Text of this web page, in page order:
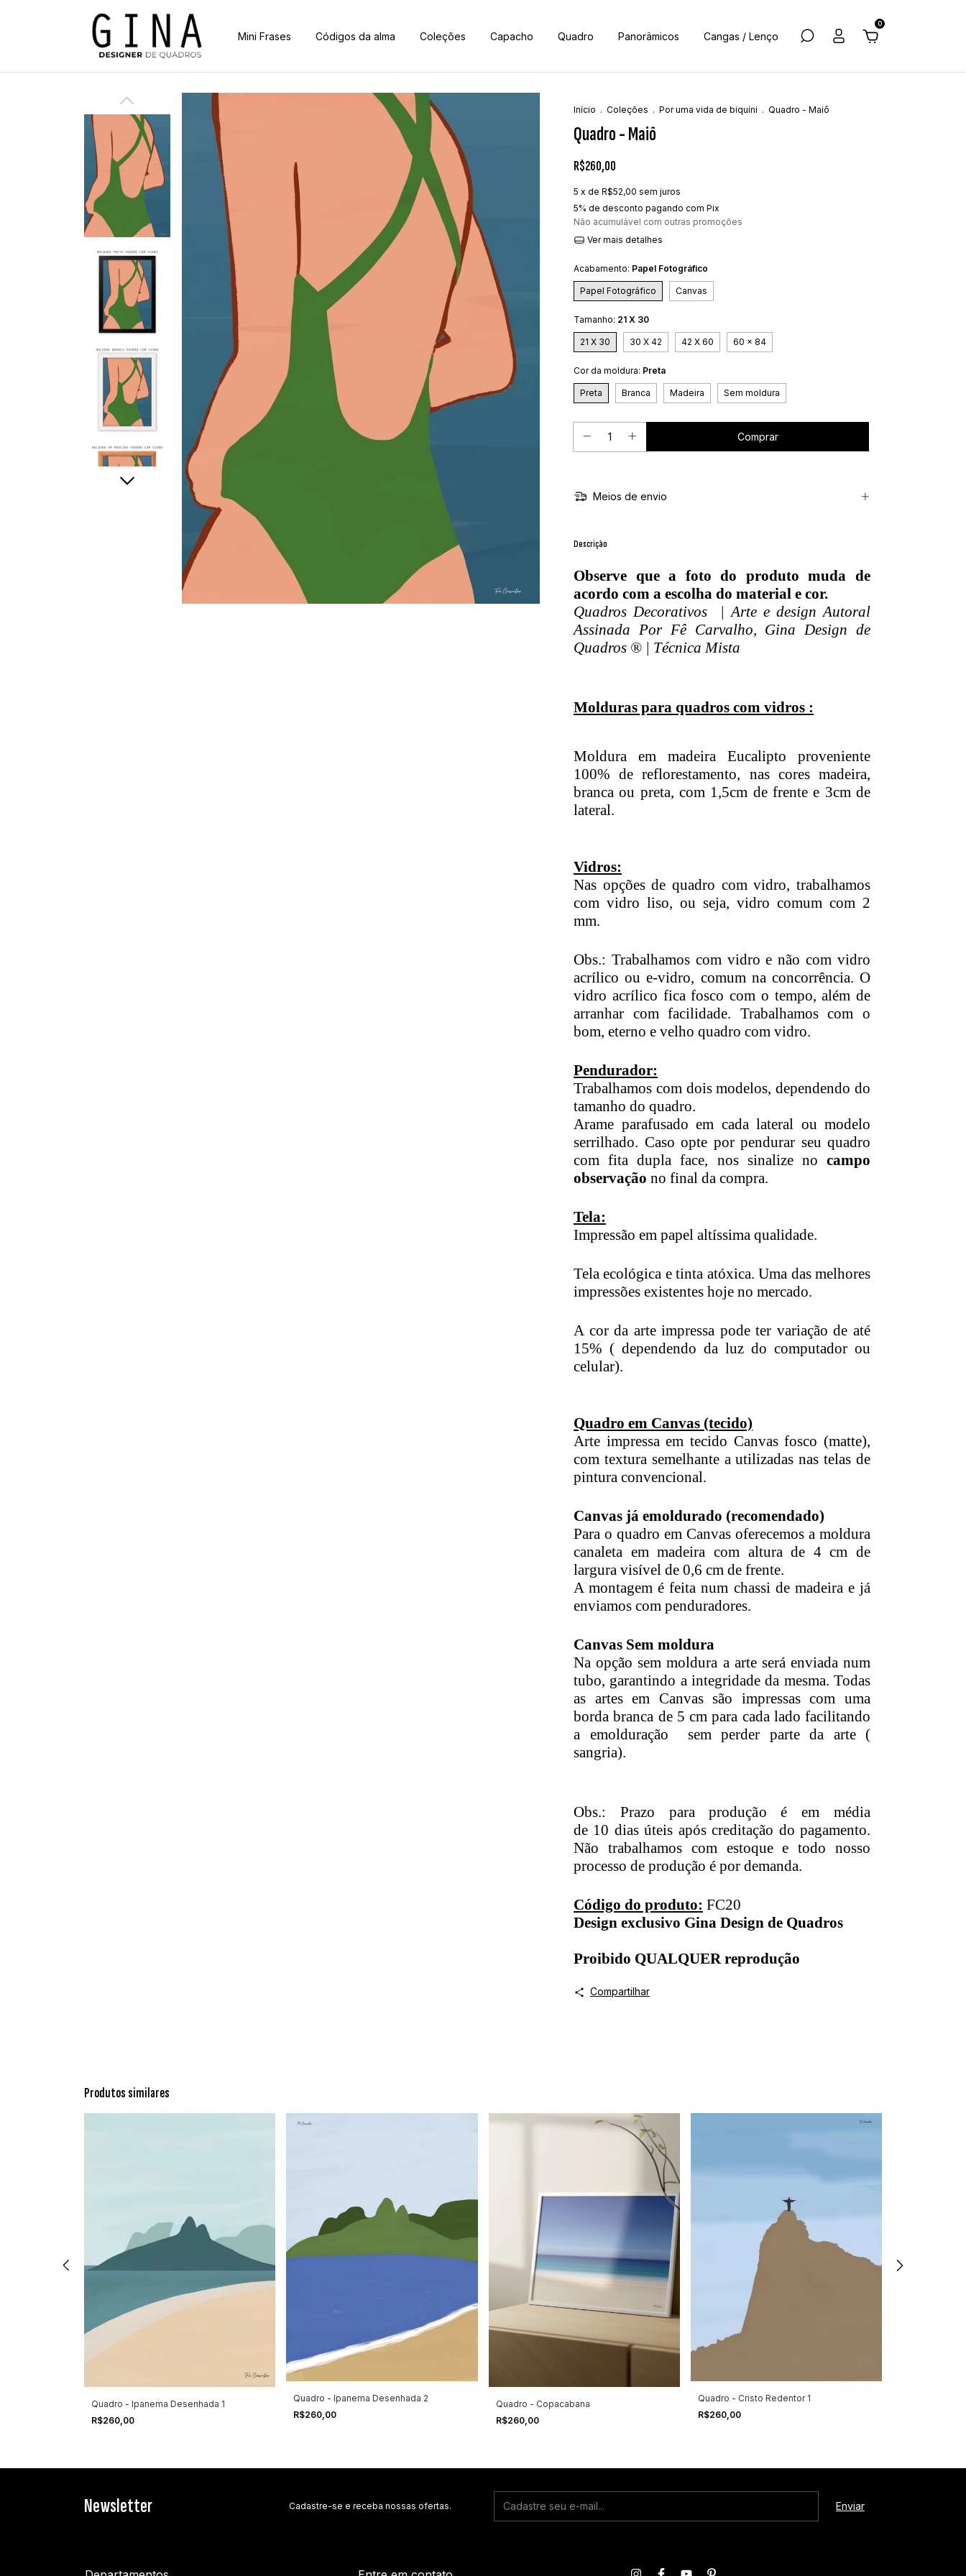
Mini Frases Códigos da alma Coleções Capacho Quadro Panorâmicos Cangas / Lenço
0
Início . Coleções . Por uma vida de biquíni . Quadro - Maiô
Quadro - Maiô
R$260,00
5 x de R$52,00 sem juros
5% de desconto pagando com Pix
Não acumulável com outras promoções
Ver mais detalhes
Acabamento: Papel Fotográfico
Papel Fotográfico Canvas
Tamanho: 21 X 30
21 X 30 30 X 42 42 X 60 60 x 84
Cor da moldura: Preta
Preta Branca Madeira Sem moldura
Meios de envio
Descrição
Observe que a foto do produto muda de
acordo com a escolha do material e cor.
Quadros Decorativos | Arte e design Autoral
Assinada Por Fê Carvalho, Gina Design de
Quadros ® | Técnica Mista
Molduras para quadros com vidros :
Moldura em madeira Eucalipto proveniente
100% de reflorestamento, nas cores madeira,
branca ou preta, com 1,5cm de frente e 3cm de
lateral.
Vidros:
Nas opções de quadro com vidro, trabalhamos
com vidro liso, ou seja, vidro comum com 2
mm.
Obs.: Trabalhamos com vidro e não com vidro
acrílico ou e-vidro, comum na concorrência. O
vidro acrílico fica fosco com o tempo, além de
arranhar com facilidade. Trabalhamos com o
bom, eterno e velho quadro com vidro.
Pendurador:
Trabalhamos com dois modelos, dependendo do
tamanho do quadro.
Arame parafusado em cada lateral ou modelo
serrilhado. Caso opte por pendurar seu quadro
com fita dupla face, nos sinalize no campo
observação no final da compra.
Tela:
Impressão em papel altíssima qualidade.
Tela ecológica e tinta atóxica. Uma das melhores
impressões existentes hoje no mercado.
A cor da arte impressa pode ter variação de até
15% ( dependendo da luz do computador ou
celular).
Quadro em Canvas (tecido)
Arte impressa em tecido Canvas fosco (matte),
com textura semelhante a utilizadas nas telas de
pintura convencional.
Canvas já emoldurado (recomendado)
Para o quadro em Canvas oferecemos a moldura
canaleta em madeira com altura de 4 cm de
largura visível de 0,6 cm de frente.
A montagem é feita num chassi de madeira e já
enviamos com penduradores.
Canvas Sem moldura
Na opção sem moldura a arte será enviada num
tubo, garantindo a integridade da mesma. Todas
as artes em Canvas são impressas com uma
borda branca de 5 cm para cada lado facilitando
a emolduração sem perder parte da arte (
sangria).
Obs.: Prazo para produção é em média
de 10 dias úteis após creditação do pagamento.
Não trabalhamos com estoque e todo nosso
processo de produção é por demanda.
Código do produto: FC20
Design exclusivo Gina Design de Quadros
Proibido QUALQUER reprodução
Compartilhar
Produtos similares
Quadro - Ipanema Desenhada 1
R$260,00
Quadro - Ipanema Desenhada 2
R$260,00
Quadro - Copacabana
R$260,00
Quadro - Cristo Redentor 1
R$260,00
Newsletter Cadastre-se e receba nossas ofertas.